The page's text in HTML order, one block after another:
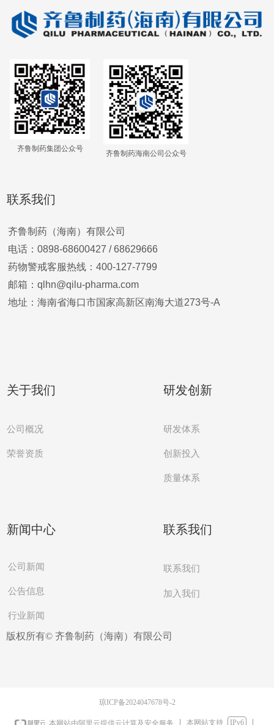
齐鲁制药集团公众号
齐鲁制药海南公司公众号
关于我们
公司概况
荣誉资质
研发创新
研发体系
创新投入
质量体系
新闻中心
公司新闻
公告信息
行业新闻
联系我们
联系我们
加入我们
版权所有© 齐鲁制药（海南）有限公司
联系我们
齐鲁制药（海南）有限公司
电话：0898-68600427 /68629666
药物警戒客服热线：400-127-7799
邮箱：qlhn@qilu-pharma.com
地址：海南省海口市国家高新区南海大道273号-A
琼ICP备2024047678号-2
本网站由阿里云提供云计算及安全服务 本网站支持 IPv6